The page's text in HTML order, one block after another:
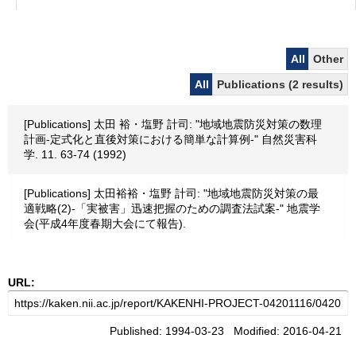
All
Other
All
Publications (2 results)
[Publications] 太田 裕・塩野 計司: "地域地震防災対策の数理
計画-定式化と直後対策における簡単な計算例-" 自然災害科
学. 11. 63-74 (1992)
[Publications] 太田裕裕・塩野 計司: "地域地震防災対策の最
適戦略(2)-「実被害」迅速把握のための調査法試案-" 地震学
会(平成4年度春期大会にて報告).
URL:
Published: 1994-03-23 Modified: 2016-04-21